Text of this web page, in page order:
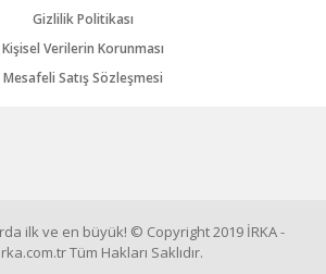
Gizlilik Politikası
Kişisel Verilerin Korunması
Mesafeli Satış Sözleşmesi
ilk ve en büyük! © Copyright 2019 İRKA -
Tüm Hakları Saklıdır.